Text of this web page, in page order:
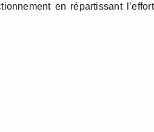
en répartissant